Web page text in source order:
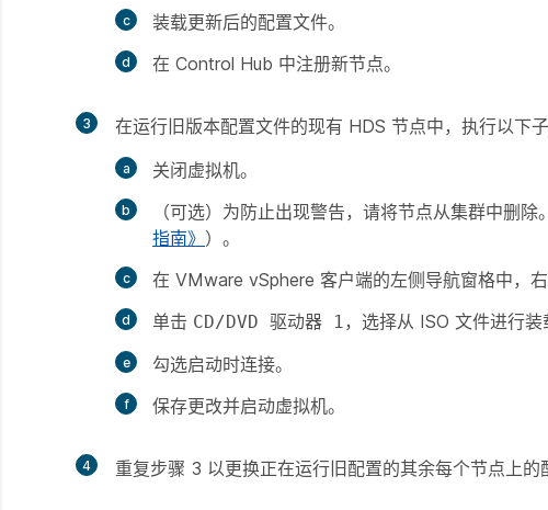
装载更新后的配置文件。
在 Control Hub 中注册新节点。
3
在运行旧版本配置文件的现有 HDS 节点中，执行以下子
关闭虚拟机。
（可选）为防止出现警告，请将节点从集群中删除
指南》 ）。
在 VMware vSphere 客户端的左侧导航窗格中，
单击 CD/DVD 驱动器 1，选择从 ISO 文件进行
勾选启动时连接。
保存更改并启动虚拟机。
4 重复步骤 3 以更换正在运行旧配置的其余每个节点上的